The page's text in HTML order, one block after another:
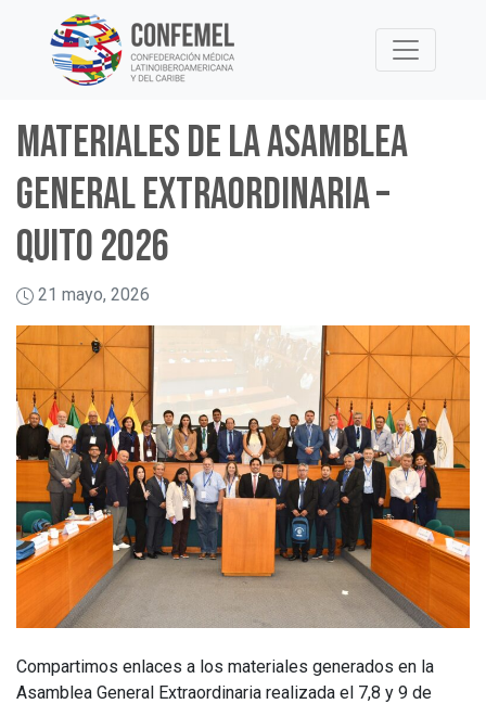
content
Materiales de la Asamblea
General Extraordinaria –
Quito 2026
21 mayo, 2026
Compartimos enlaces a los materiales generados en la
Asamblea General Extraordinaria realizada el 7,8 y 9 de